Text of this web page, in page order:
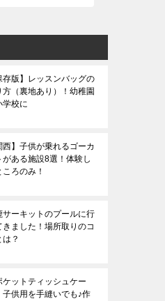
存版】レッスンバッグの
方（裏地あり）！幼稚園
学校に
西】子供が乗れるゴーカ
がある施設8選！体験し
ころのみ！
サーキットのプールに行
きました！場所取りのコ
は？
ケットティッシュケー
子供用を手縫いでも♪作